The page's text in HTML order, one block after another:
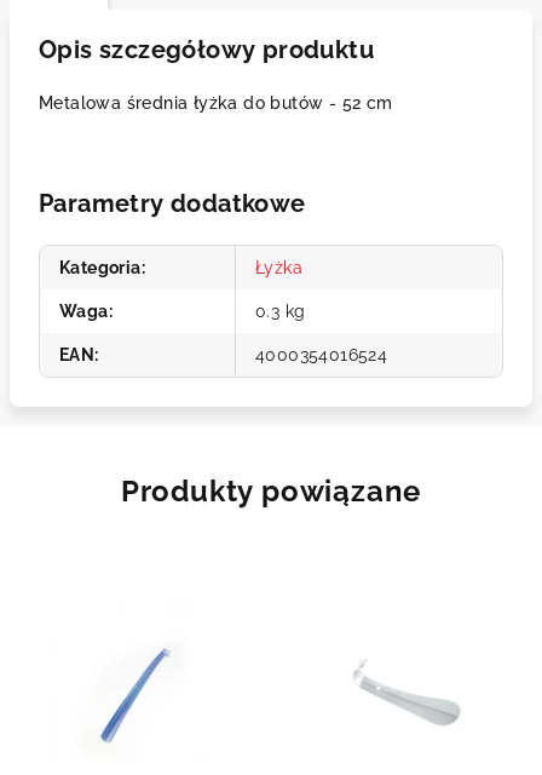
Opis szczegółowy produktu
Metalowa średnia łyżka do butów - 52 cm
Parametry dodatkowe
Kategoria: Łyżka
Waga: 0.3 kg
EAN : 4000354016524
Produkty powiązane